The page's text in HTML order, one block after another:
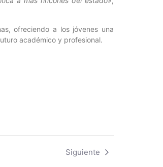
ofreciendo a los jóvenes una
académico y profesional.
Siguiente